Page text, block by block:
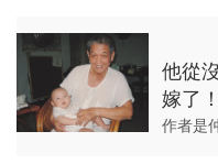
亞洲
上演員
他從
嫁了
算是
作者是